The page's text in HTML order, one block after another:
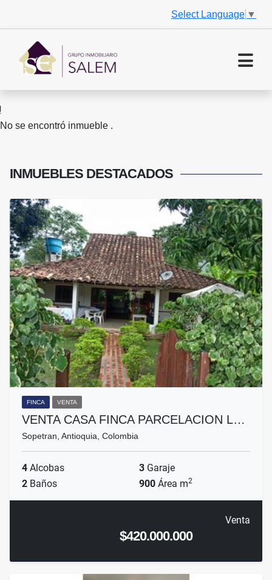
Select Language ▼
No se encontró inmueble .
INMUEBLES DESTACADOS
FINCA VENTA
VENTA CASA FINCA PARCELACION L…
Sopetran, Antioquia, Colombia
4 Alcobas 3 Garaje
2 Baños 900 Área m2
Venta
$420.000.000